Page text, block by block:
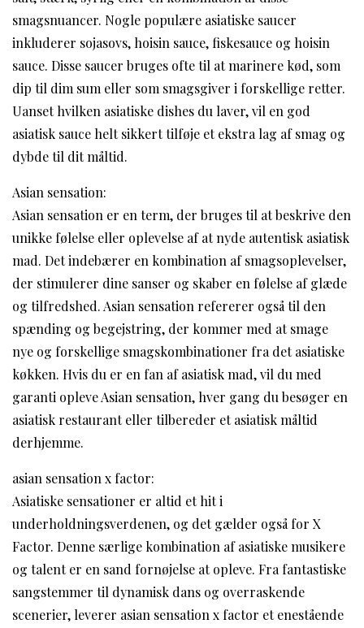
smagsnuancer. Nogle populære asiatiske saucer
inkluderer sojasovs, hoisin sauce, fiskesauce og hoisin
sauce. Disse saucer bruges ofte til at marinere kød, som
dip til dim sum eller som smagsgiver i forskellige retter.
Uanset hvilken asiatiske dishes du laver, vil en god
asiatisk sauce helt sikkert tilføje et ekstra lag af smag og
dybde til dit måltid.
Asian sensation:
Asian sensation er en term, der bruges til at beskrive den
unikke følelse eller oplevelse af at nyde autentisk asiatisk
mad. Det indebærer en kombination af smagsoplevelser,
der stimulerer dine sanser og skaber en følelse af glæde
og tilfredshed. Asian sensation refererer også til den
spænding og begejstring, der kommer med at smage
nye og forskellige smagskombinationer fra det asiatiske
køkken. Hvis du er en fan af asiatisk mad, vil du med
garanti opleve Asian sensation, hver gang du besøger en
asiatisk restaurant eller tilbereder et asiatisk måltid
derhjemme.
asian sensation x factor:
Asiatiske sensationer er altid et hit i
underholdningsverdenen, og det gælder også for X
Factor. Denne særlige kombination af asiatiske musikere
og talent er en sand fornøjelse at opleve. Fra fantastiske
sangstemmer til dynamisk dans og overraskende
scenerier, leverer asian sensation x factor et enestående